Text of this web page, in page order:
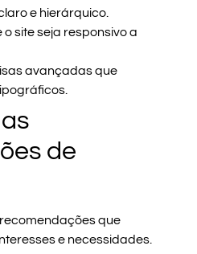
e hierárquico.
site seja responsivo a
avançadas que
de
que
e necessidades.